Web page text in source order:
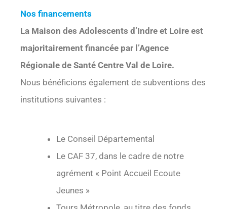
Nos financements
La Maison des Adolescents d’Indre et Loire est
majoritairement financée par l’Agence
Régionale de Santé Centre Val de Loire.
Nous bénéficions également de subventions des
institutions suivantes :
Le Conseil Départemental
Le CAF 37, dans le cadre de notre
agrément « Point Accueil Ecoute
Jeunes »